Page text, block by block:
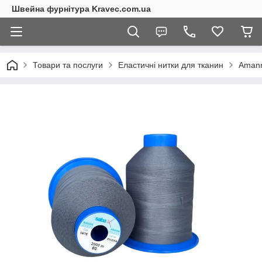
Швейна фурнітура Kravec.com.ua
Товари та послуги Еластичні нитки для тканин